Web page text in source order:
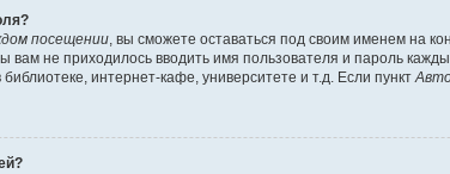
посещении , вы сможете оставаться под своим именем на
вам не приходилось вводить имя пользователя и пароль
интернет-кафе, университете и т.д. Если пункт